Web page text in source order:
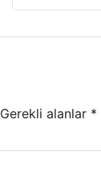
Gerekli alanlar *